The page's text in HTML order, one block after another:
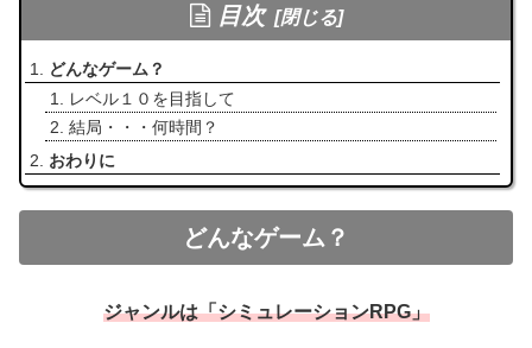
目次
どんなゲーム？
レベル１０を目指して
結局・・・何時間？
おわりに
どんなゲーム？
ジャンルは「シミュレーションRPG」